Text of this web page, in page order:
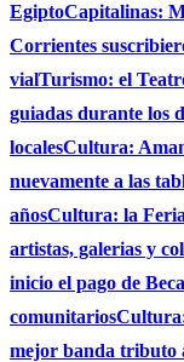
EgiptoCapitalinas:
Corrientes
vialTurismo: el
guiadas durante los
localesCultura:
nuevamente a las
añosCultura: la
artistas, galerias y
inicio el pago de
comunitarios
mejor banda tributo